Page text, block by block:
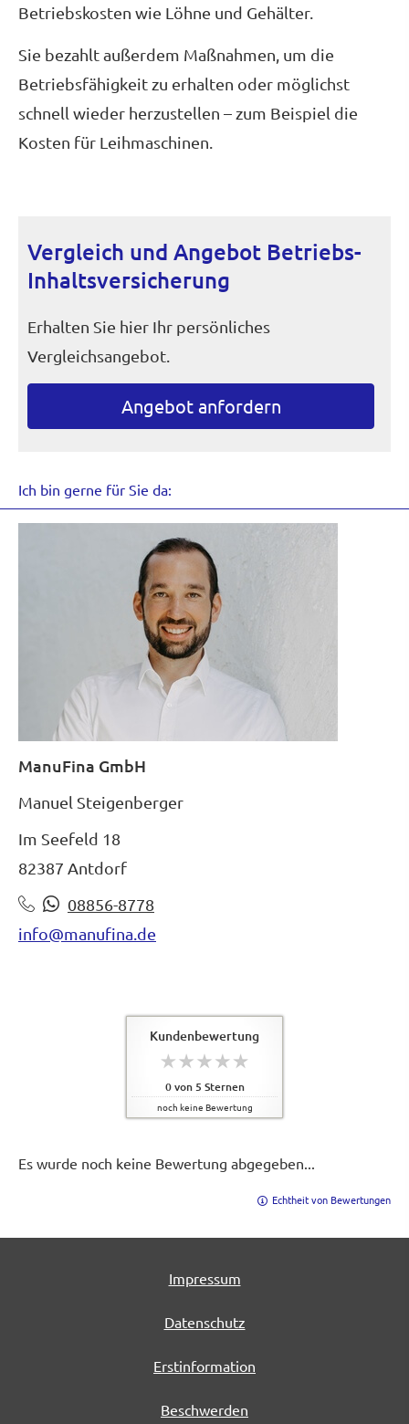
Betriebskosten wie Löhne und Gehälter.
Sie bezahlt außerdem Maßnahmen, um die
Betriebsfähigkeit zu erhalten oder möglichst
schnell wieder herzustellen – zum Beispiel die
Kosten für Leihmaschinen.
Vergleich und Angebot Betriebs-
Inhaltsversicherung
Erhalten Sie hier Ihr persönliches
Vergleichsangebot.
An­ge­bot an­for­dern
Ich bin gerne für Sie da:
ManuFina GmbH
Manuel Steigenberger
Im Seefeld 18
82387 Antdorf
08856-8778
info@manufina.de
Kundenbewertung
0von5 Sternen
noch keine Bewertung
Es wurde noch keine Bewertung abgegeben...
Echtheit von Bewertungen
Impressum
Datenschutz
Erstinformation
Beschwerden